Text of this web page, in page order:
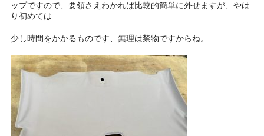
ップですので、要領さえわかれば比較的簡単に外せますが、やは
り初めては
少し時間をかかるものです、無理は禁物ですからね。